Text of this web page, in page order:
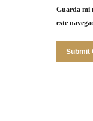
Guarda mi
este